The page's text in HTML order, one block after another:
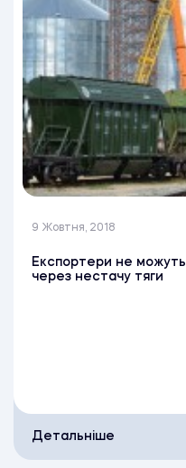
9 Жовтня, 2018
Експортери не
через нестачу тяги
Детальніше